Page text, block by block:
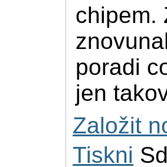
chipem.
poradi
jen
Založit
Tiskni